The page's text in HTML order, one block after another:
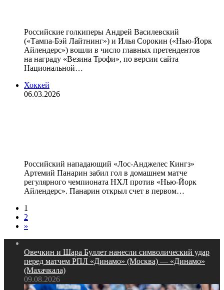
Российские голкиперы Андрей Василевский
(«Тампа‑Бэй Лайтнинг») и Илья Сорокин («Нью‑Йорк
Айлендерс») вошли в число главных претендентов
на награду «Везина Трофи», по версии сайта
Национальной…
Хоккей
06.03.2026
Российский нападающий «Лос‑Анджелес Кингз»
Артемий Панарин забил гол в домашнем матче
регулярного чемпионата НХЛ против «Нью‑Йорк
Айлендерс». Панарин открыл счет в первом…
1
2
»
Овечкин и Шара Буллет нанесли символический удар
перед матчем РПЛ «Динамо» (Москва) — «Динамо»
(Махачкала)
09.08.2026